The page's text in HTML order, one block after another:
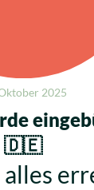
2025
🇩🇪
alles